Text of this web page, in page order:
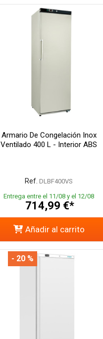
Armario De Congelación Inox
Ventilado 400 L - Interior ABS
Ref. DLBF400VS
Entrega entre el 11/08 y el 12/08
714,99 €*
Añadir al carrito
- 20 %